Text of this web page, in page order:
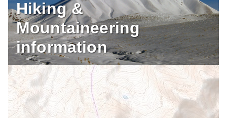
Hiking &
Mountaineering
information